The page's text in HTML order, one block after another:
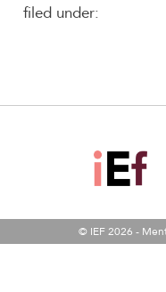
filed under:
© IEF 2026 -